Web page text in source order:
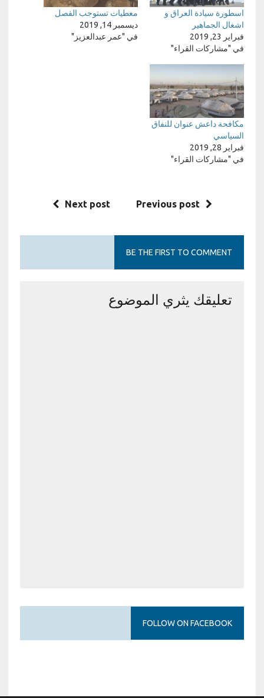
اسطورة سيادة العراق و
اشغال الجماهير
فبراير 23, 2019
في "مشاركات القراء"
معطيات تستوجب الفصل
ديسمبر 14, 2019
في "عمر عبدالعزيز"
مكافحة داعش عنوان للنفاق
السياسي
فبراير 28, 2019
في "مشاركات القراء"
Previous post
Next post
BE THE FIRST TO COMMENT
تعليقك يثري الموضوع
FOLLOW ON FACEBOOK